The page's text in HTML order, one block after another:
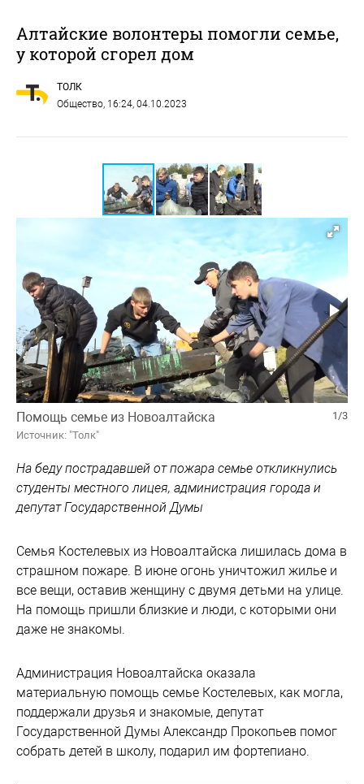
Алтайские волонтеры помогли семье,
у которой сгорел дом
ТОЛК
Общество, 16:24, 04.10.2023
1/3
Помощь семье из Новоалтайска
Источник: "Толк"
На беду пострадавшей от пожара семье откликнулись
студенты местного лицея, администрация города и
депутат Государственной Думы
Семья Костелевых из Новоалтайска лишилась дома в
страшном пожаре. В июне огонь уничтожил жилье и
все вещи, оставив женщину с двумя детьми на улице.
На помощь пришли близкие и люди, с которыми они
даже не знакомы.
Администрация Новоалтайска оказала
материальную помощь семье Костелевых, как могла,
поддержали друзья и знакомые, депутат
Государственной Думы Александр Прокопьев помог
собрать детей в школу, подарил им фортепиано.